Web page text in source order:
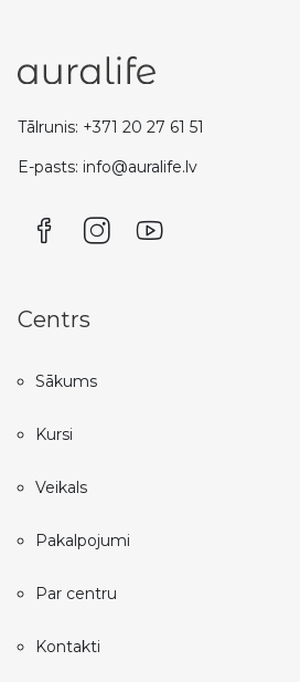
Tālrunis: +371 20 27 61 51
E-pasts: info@auralife.lv
Centrs
Sākums
Kursi
Veikals
Pakalpojumi
Par centru
Kontakti